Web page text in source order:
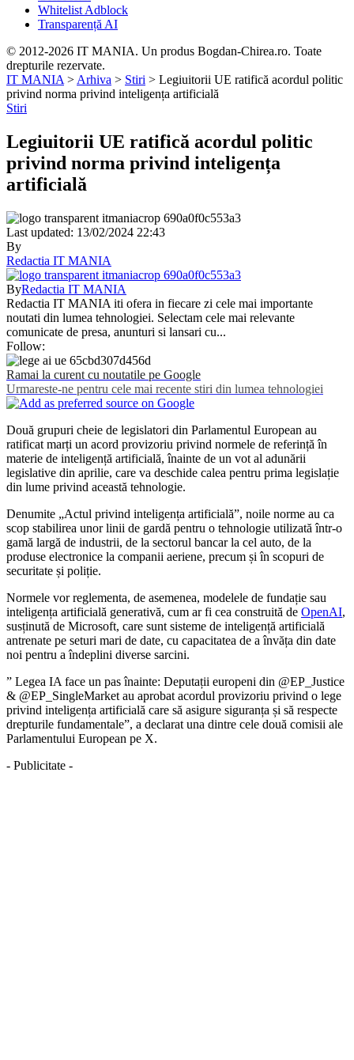
Whitelist Adblock
Transparență AI
© 2012-2026 IT MANIA. Un produs Bogdan-Chirea.ro. Toate
drepturile rezervate.
IT MANIA > Arhiva > Stiri > Legiuitorii UE ratifică acordul politic
privind norma privind inteligența artificială
Stiri
Legiuitorii UE ratifică acordul politic
privind norma privind inteligența
artificială
Last updated: 13/02/2024 22:43
By
Redactia IT MANIA
ByRedactia IT MANIA
Redactia IT MANIA iti ofera in fiecare zi cele mai importante
noutati din lumea tehnologiei. Selectam cele mai relevante
comunicate de presa, anunturi si lansari cu...
Follow:
Ramai la curent cu noutatile pe Google
Urmareste-ne pentru cele mai recente stiri din lumea tehnologiei
Două grupuri cheie de legislatori din Parlamentul European au
ratificat marți un acord provizoriu privind normele de referință în
materie de inteligență artificială, înainte de un vot al adunării
legislative din aprilie, care va deschide calea pentru prima legislație
din lume privind această tehnologie.
Denumite „Actul privind inteligența artificială”, noile norme au ca
scop stabilirea unor linii de gardă pentru o tehnologie utilizată într-o
gamă largă de industrii, de la sectorul bancar la cel auto, de la
produse electronice la companii aeriene, precum și în scopuri de
securitate și poliție.
Normele vor reglementa, de asemenea, modelele de fundație sau
inteligența artificială generativă, cum ar fi cea construită de OpenAI,
susținută de Microsoft, care sunt sisteme de inteligență artificială
antrenate pe seturi mari de date, cu capacitatea de a învăța din date
noi pentru a îndeplini diverse sarcini.
” Legea IA face un pas înainte: Deputații europeni din @EP_Justice
& @EP_SingleMarket au aprobat acordul provizoriu privind o lege
privind inteligența artificială care să asigure siguranța și să respecte
drepturile fundamentale”, a declarat una dintre cele două comisii ale
Parlamentului European pe X.
- Publicitate -